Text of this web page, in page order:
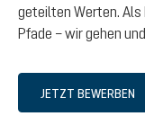
geteilten Werten.
Pfade – wir gehen
JETZT BEWERBEN